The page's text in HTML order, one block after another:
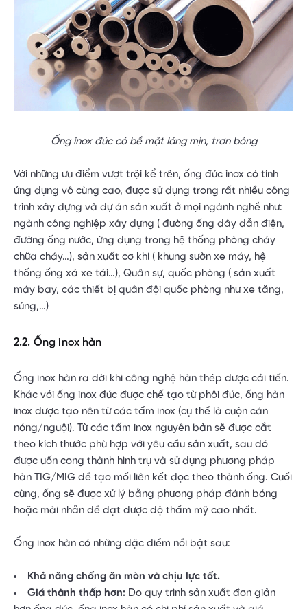
Ống inox đúc có bề mặt láng mịn, trơn bóng
Với những ưu điểm vượt trội kể trên, ống đúc inox có tính
ứng dụng vô cùng cao, được sử dụng trong rất nhiều công
trình xây dựng và dự án sản xuất ở mọi ngành nghề như:
ngành công nghiệp xây dựng ( đường ống dây dẫn điện,
đường ống nước, ứng dụng trong hệ thống phòng cháy
chữa cháy…), sản xuất cơ khí ( khung sườn xe máy, hệ
thống ống xả xe tải…), Quân sự, quốc phòng ( sản xuất
máy bay, các thiết bị quân đội quốc phòng như xe tăng,
súng,…)
2.2. Ống inox hàn
Ống inox hàn ra đời khi công nghệ hàn thép được cải tiến.
Khác với ống inox đúc được chế tạo từ phôi đúc, ống hàn
inox được tạo nên từ các tấm inox (cụ thể là cuộn cán
nóng/nguội). Từ các tấm inox nguyên bản sẽ được cắt
theo kích thước phù hợp với yêu cầu sản xuất, sau đó
được uốn cong thành hình trụ và sử dụng phương pháp
hàn TIG/MIG để tạo mối liên kết dọc theo thành ống. Cuối
cùng, ống sẽ được xử lý bằng phương pháp đánh bóng
hoặc mài nhẵn để đạt được độ thẩm mỹ cao nhất.
Ống inox hàn có những đặc điểm nổi bật sau:
Khả năng chống ăn mòn và chịu lực tốt.
Giá thành thấp hơn: Do quy trình sản xuất đơn giản